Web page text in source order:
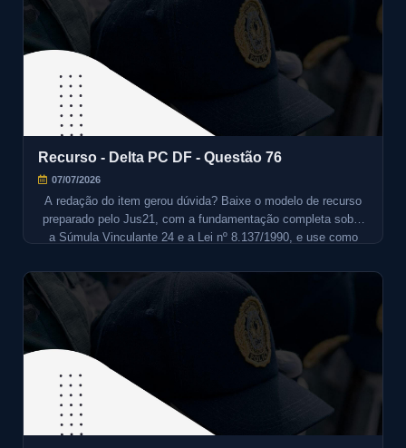
Recurso - Delta PC DF - Questão 76
07/07/2026
A redação do item gerou dúvida? Baixe o modelo de recurso
preparado pelo Jus21, com a fundamentação completa sobre
a Súmula Vinculante 24 e a Lei nº 8.137/1990, e use como